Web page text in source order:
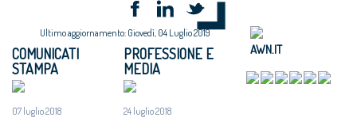
Ultimo aggiornamento: Giovedì, 04 Luglio 2019
COMUNICATI
STAMPA
07 luglio 2018
PROFESSIONE E
MEDIA
24 luglio 2018
AWN.IT